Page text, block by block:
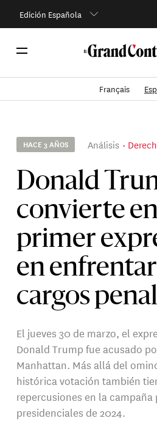
Edición Española
Français
HACE 3 AÑOS Análisis
Donald
convierte
primer
en
cargos
El jueves 30 de marzo, el
Donald Trump fue acusado
Manhattan. Más allá del
histórica votación también
repercusiones en la
presidenciales de 2024.